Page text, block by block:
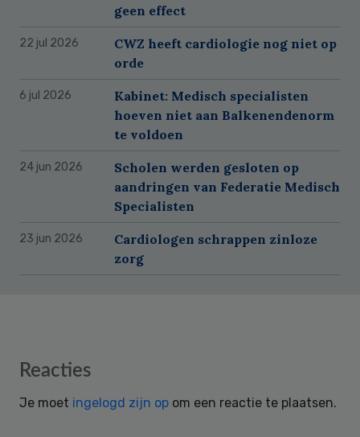
geen effect
22 jul 2026
CWZ heeft cardiologie nog niet op
orde
6 jul 2026
Kabinet: Medisch specialisten
hoeven niet aan Balkenendenorm
te voldoen
24 jun 2026
Scholen werden gesloten op
aandringen van Federatie Medisch
Specialisten
23 jun 2026
Cardiologen schrappen zinloze
zorg
Reader
Reacties
Je moet ingelogd zijn op om een reactie te plaatsen.